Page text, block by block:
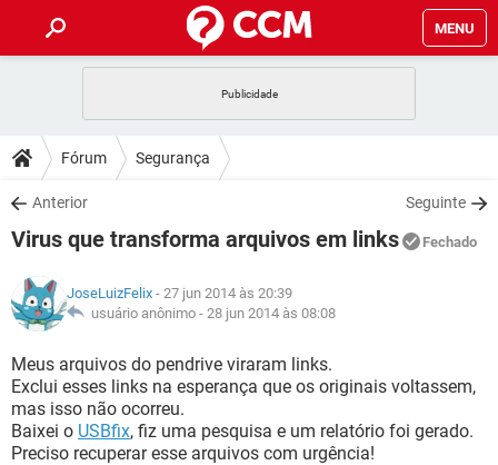
MENU
CELULAR
OUTLOOK
INSTAGRAM GMAIL
GUIA DE COMPRAS
DICAS
JOGOS
INSTAGRAM GMAIL
GUIA DE COMPRAS
DOWNLOADS
JOGOS WHATSAPP
CELULAR
OUTLOOK EXCEL
INSTAGRAM GMAIL
GUIA DE COMPRAS
JOGOS WHATSAPP
CELULAR
OUTLOOK EXCEL
INSTAGRAM
GUIA DE COMPRAS
GLOSSÁRIO
JOGOS WHATSAPP
CELULAR FACEBOOK
OUTLOOK EXCEL
Fórum Segurança
Anterior Seguinte
Virus que transforma arquivos em links Fechado
JoseLuizFelix - 27 jun 2014 às 20:39
usuário anônimo - 28 jun 2014 às 08:08
Meus arquivos do pendrive viraram links.
Exclui esses links na esperança que os originais voltassem,
mas isso não ocorreu.
Baixei o USBfix, fiz uma pesquisa e um relatório foi gerado.
Preciso recuperar esse arquivos com urgência!